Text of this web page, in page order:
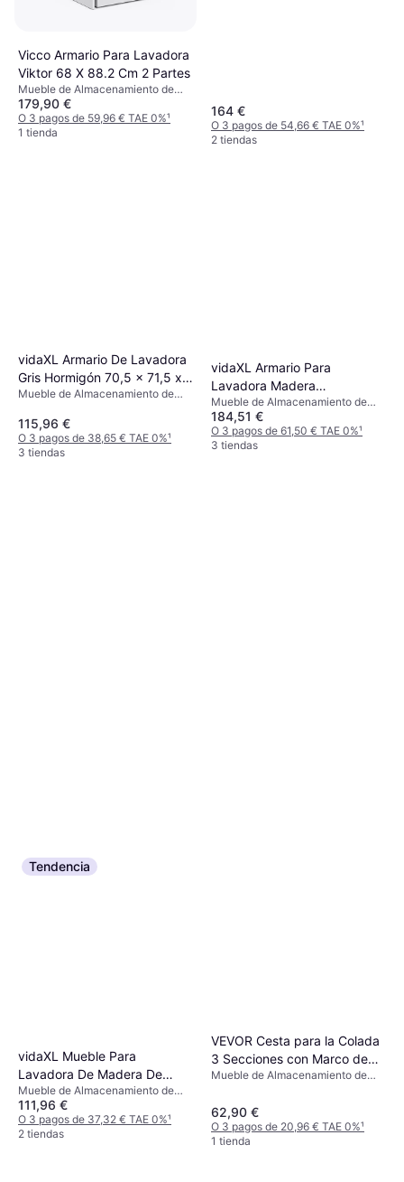
Vicco Armario Para Lavadora
Viktor 68 X 88.2 Cm 2 Partes
Mueble de Almacenamiento de
Lavandería
179,90 €
O 3 pagos de 59,96 € TAE 0%¹
1 tienda
164 €
O 3 pagos de 54,66 € TAE 0%¹
2 tiendas
vidaXL Armario De Lavadora
Gris Hormigón 70,5 x 71,5 x
91,5 cm
Mueble de Almacenamiento de
115,96 €
O 3 pagos de 38,65 € TAE 0%¹
3 tiendas
vidaXL Armario Para
Lavadora Madera
Contrachapada Gris Sonoma
Mueble de Almacenamiento de
Lavandería
184,51 €
O 3 pagos de 61,50 € TAE 0%¹
3 tiendas
Tendencia
vidaXL Mueble Para
Lavadora De Madera De
Roble Negro 64 x 24 x 190
cm
Mueble de Almacenamiento de
Lavandería
111,96 €
O 3 pagos de 37,32 € TAE 0%¹
2 tiendas
VEVOR Cesta para la Colada
3 Secciones con Marco de
Metal y Tablero de Madera
Mueble de Almacenamiento de
62,90 €
O 3 pagos de 20,96 € TAE 0%¹
1 tienda